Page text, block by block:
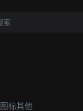
图标其他